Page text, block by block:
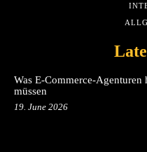
Was E-Commerce-Agenturen
müssen
19. June 2026